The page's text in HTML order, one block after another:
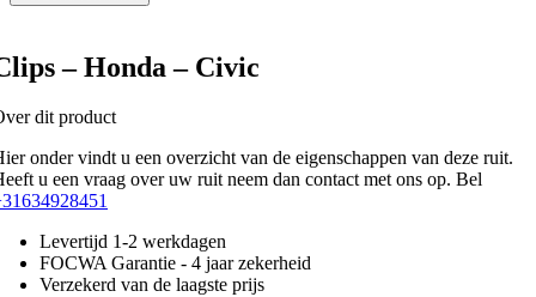
– Honda – Civic
dit product
onder vindt u een overzicht van de eigenschappen van deze ruit.
u een vraag over uw ruit neem dan contact met ons op. Bel
Levertijd 1-2 werkdagen
FOCWA Garantie - 4 jaar zekerheid
Verzekerd van de laagste prijs